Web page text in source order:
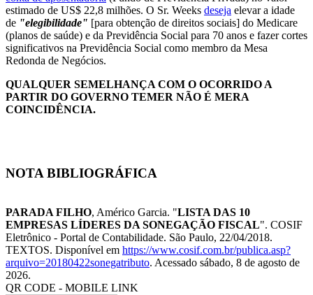
estimado de US$ 22,8 milhões. O Sr. Weeks deseja elevar a idade
de "elegibilidade" [para obtenção de direitos sociais] do Medicare
(planos de saúde) e da Previdência Social para 70 anos e fazer cortes
significativos na Previdência Social como membro da Mesa
Redonda de Negócios.
QUALQUER SEMELHANÇA COM O OCORRIDO A
PARTIR DO GOVERNO TEMER NÃO É MERA
COINCIDÊNCIA.
NOTA BIBLIOGRÁFICA
PARADA FILHO, Américo Garcia. "LISTA DAS 10
EMPRESAS LÍDERES DA SONEGAÇÃO FISCAL". COSIF
Eletrônico - Portal de Contabilidade. São Paulo, 22/04/2018.
TEXTOS. Disponível em https://www.cosif.com.br/publica.asp?
arquivo=20180422sonegatributo. Acessado sábado, 8 de agosto de
2026.
QR CODE - MOBILE LINK